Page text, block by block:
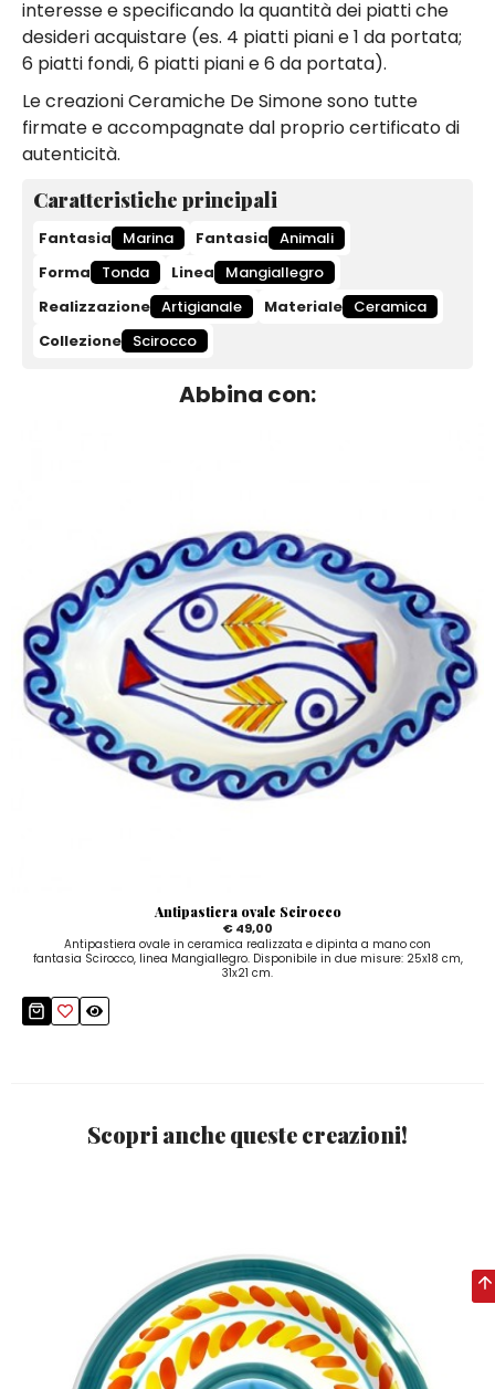
interesse e specificando la quantità dei piatti che
desideri acquistare (es. 4 piatti piani e 1 da portata;
6 piatti fondi, 6 piatti piani e 6 da portata).
Le creazioni Ceramiche De Simone sono tutte
firmate e accompagnate dal proprio certificato di
autenticità.
Caratteristiche principali
Fantasia Marina Fantasia Animali
Forma
Tonda Linea
Mangiallegro
Realizzazione Artigianale Materiale Ceramica
Collezione Scirocco
Abbina con:
Antipastiera ovale Scirocco
€ 49,00
Antipastiera ovale in ceramica realizzata e dipinta a mano con
fantasia Scirocco, linea Mangiallegro. Disponibile in due misure: 25x18 cm,
31x21 cm.
Scopri anche queste creazioni!